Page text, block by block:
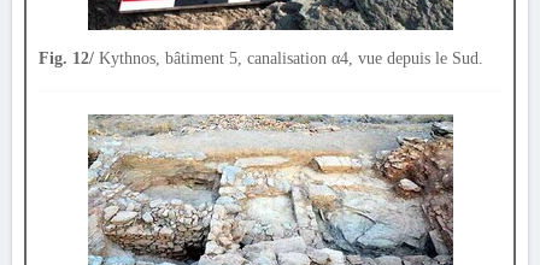
Fig. 12/ Kythnos, bâtiment 5, canalisation α4, vue depuis le Sud.